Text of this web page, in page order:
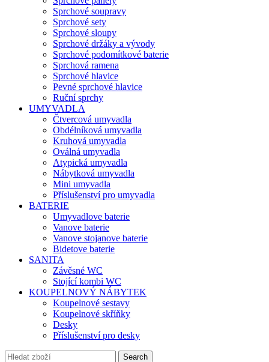
Sprchové soupravy
Sprchové sety
Sprchové sloupy
Sprchové držáky a vývody
Sprchové podomítkové baterie
Sprchová ramena
Sprchové hlavice
Pevné sprchové hlavice
Ruční sprchy
UMYVADLA
Čtvercová umyvadla
Obdélníková umyvadla
Kruhová umyvadla
Oválná umyvadla
Atypická umyvadla
Nábytková umyvadla
Mini umyvadla
Příslušenství pro umyvadla
BATERIE
Umyvadlove baterie
Vanove baterie
Vanove stojanove baterie
Bidetove baterie
SANITA
Závěsné WC
Stojící kombi WC
KOUPELNOVÝ NÁBYTEK
Koupelnové sestavy
Koupelnové skříňky
Desky
Příslušenství pro desky
Search